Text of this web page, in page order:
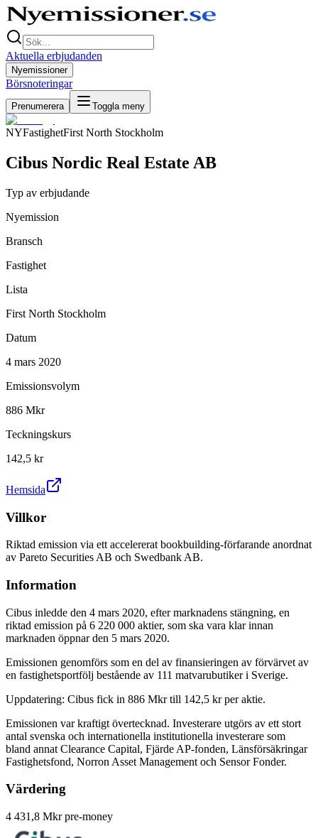
Aktuella erbjudanden
Nyemissioner
Börsnoteringar
Prenumerera Toggla meny
NYFastighetFirst North Stockholm
Cibus Nordic Real Estate AB
Typ av erbjudande
Nyemission
Bransch
Fastighet
Lista
First North Stockholm
Datum
4 mars 2020
Emissionsvolym
886 Mkr
Teckningskurs
142,5 kr
Hemsida
Villkor
Riktad emission via ett accelererat bookbuilding-förfarande anordnat
av Pareto Securities AB och Swedbank AB.
Information
Cibus inledde den 4 mars 2020, efter marknadens stängning, en
riktad emission på 6 220 000 aktier, som ska vara klar innan
marknaden öppnar den 5 mars 2020.
Emissionen genomförs som en del av finansieringen av förvärvet av
en fastighetsportfölj bestående av 111 matvarubutiker i Sverige.
Uppdatering: Cibus fick in 886 Mkr till 142,5 kr per aktie.
Emissionen var kraftigt övertecknad. Investerare utgörs av ett stort
antal svenska och internationella institutionella investerare som
bland annat Clearance Capital, Fjärde AP-fonden, Länsförsäkringar
Fastighetsfond, Norron Asset Management och Sensor Fonder.
Värdering
4 431,8 Mkr pre-money